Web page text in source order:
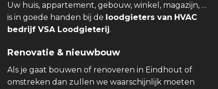
Uw huis, appartement, gebouw, winkel, magazijn, …
is in goede handen bij de loodgieters van HVAC
bedrijf VSA Loodgieterij.
Renovatie & nieuwbouw
Als je gaat bouwen of renoveren in Eindhout of
omstreken dan zullen we waarschijnlijk moeten